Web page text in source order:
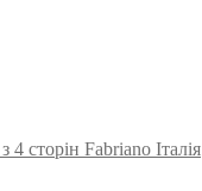
сторін Fabriano Італія